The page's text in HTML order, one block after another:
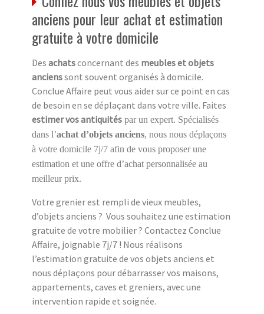
anciens pour leur achat et estimation
gratuite à votre domicile
Des achatsconcernant des meubles et objets
ancienssont souvent organisés à domicile.
Conclue Affaire peut vous aider sur ce point en cas
de besoin en se déplaçant dans votre ville. Faites
estimer vos antiquités par un expert. Spécialisés
dans l’achat d’objets anciens, nous nous déplaçons
à votre domicile 7j/7 afin de vous proposer une
estimation et une offre d’achat personnalisée au
meilleur prix.
Votre grenier est rempli de vieux meubles,
d’objets anciens ? Vous souhaitez une estimation
gratuite de votre mobilier ? Contactez Conclue
Affaire, joignable 7j/7 ! Nous réalisons
l’estimation gratuite de vos objets anciens et
nous déplaçons pour débarrasser vos maisons,
appartements, caves et greniers, avec une
intervention rapide et soignée.